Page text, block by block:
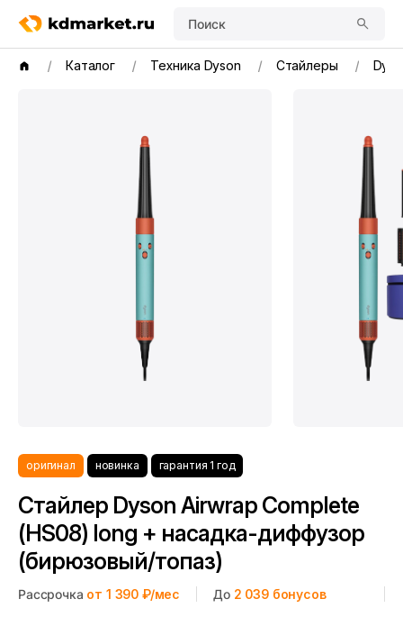
Поиск
Каталог Техника Dyson Стайлеры
оригинал новинка гарантия 1 год
Стайлер Dyson Airwrap Complete
(HS08) long + насадка-диффузор
(бирюзовый/топаз)
Рассрочка от 1 390 ₽/мес До 2 039бонусов